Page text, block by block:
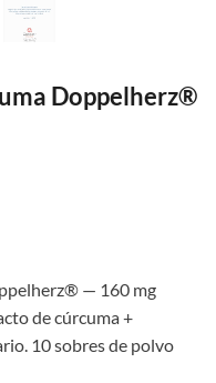
Doppelherz®
— 160 mg
de cúrcuma +
10 sobres de polvo